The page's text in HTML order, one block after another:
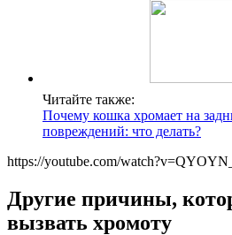
Читайте также:
Почему кошка хромает на
повреждений: что делать?
https://youtube.com/
Другие причины,
вызвать хромоту